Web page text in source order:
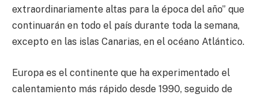
extraordinariamente altas para la época del año” que
continuarán en todo el país durante toda la semana,
excepto en las islas Canarias, en el océano Atlántico.
Europa es el continente que ha experimentado el
calentamiento más rápido desde 1990, seguido de